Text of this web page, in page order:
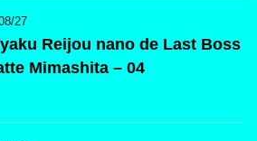
27
Reijou nano de Last Boss
Mimashita – 04